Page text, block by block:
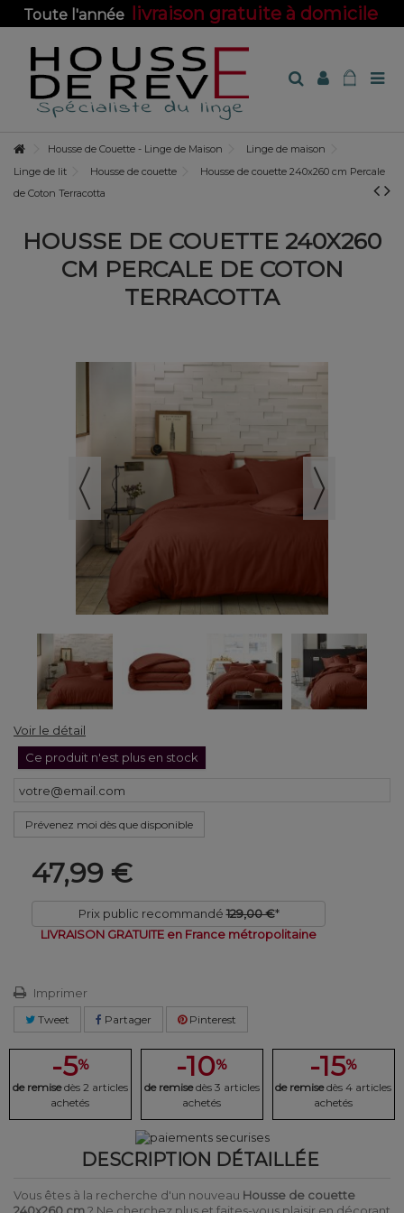
Toute l'année livraison gratuite à domicile
Housse de Couette - Linge de Maison
Linge de maison
Linge de lit
Housse de couette
Housse de couette 240x260 cm Percale
de Coton Terracotta
HOUSSE DE COUETTE 240X260
CM PERCALE DE COTON
TERRACOTTA
Voir le détail
Ce produit n'est plus en stock
Prévenez moi dès que disponible
47,99 €
Prix public recommandé 129,00 €*
LIVRAISON GRATUITE en France métropolitaine
Imprimer
Tweet Partager Pinterest
-5%
de remise dès 2 articles
achetés
-10%
de remise dès 3 articles
achetés
-15%
de remise dès 4 articles
achetés
DESCRIPTION DÉTAILLÉE
Vous êtes à la recherche d'un nouveau Housse de couette